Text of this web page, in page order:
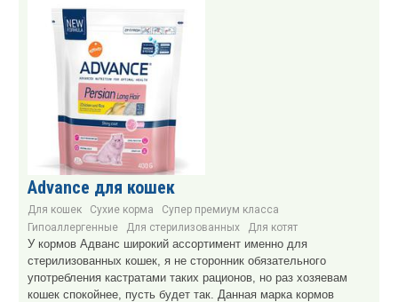
Advance для кошек
Для кошек Сухие корма
Супер премиум класса
Гипоаллергенные
Для стерилизованных Для котят
У кормов Адванс широкий ассортимент именно для
стерилизованных кошек, я не сторонник обязательного
употребления кастратами таких рационов, но раз хозяевам
кошек спокойнее, пусть будет так. Данная марка кормов